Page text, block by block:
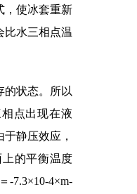
，使冰套重新
比水三相点温
的状态。所以
点出现在液
静压效应，
的平衡温度
-7.3×10-4×m-